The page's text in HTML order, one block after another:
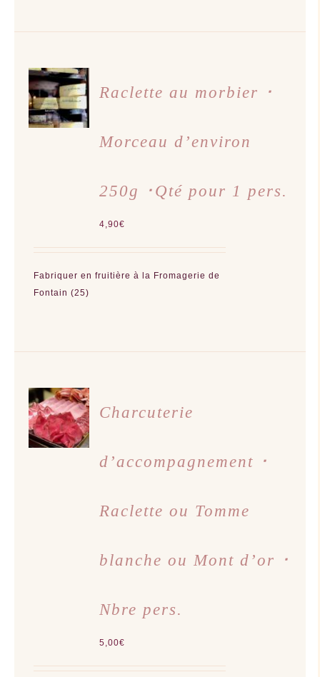
AJOUTER
AU
PANIER
/
DÉTAILS
Raclette au morbier ･
Morceau d’environ
250g ･Qté pour 1 pers.
4,90€
Fabriquer en fruitière à la Fromagerie de
Fontain (25)
AJOUTER
AU
PANIER
/
DÉTAILS
Charcuterie
d’accompagnement ･
Raclette ou Tomme
blanche ou Mont d’or ･
Nbre pers.
5,00€